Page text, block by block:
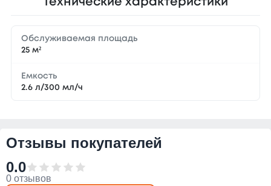
Обслуживаемая площадь
25 м²
Емкость
2.6 л/300 мл/ч
Отзывы покупателей
0.0
0 отзывов